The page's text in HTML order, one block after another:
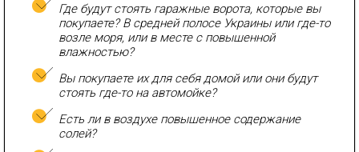
Где будут стоять гаражные ворота, которые вы
покупаете? В средней полосе Украины или где-то
возле моря, или в месте с повышенной
влажностью?
Вы покупаете их для себя домой или они будут
стоять где-то на автомойке?
Есть ли в воздухе повышенное содержание
солей?